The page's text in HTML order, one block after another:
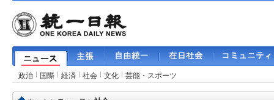
政治 国際 経済 社会 文化 芸能・スポーツ